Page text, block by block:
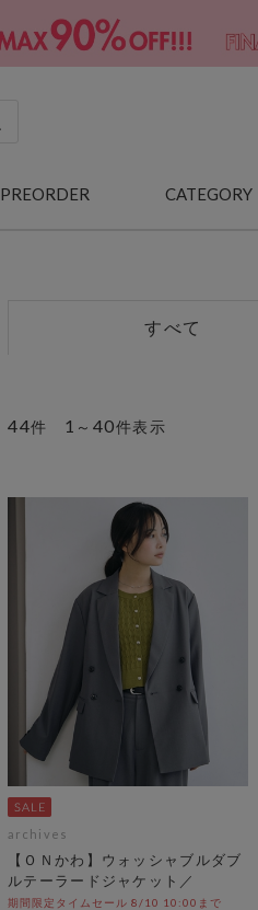
PREORDER CATEGORY
すべて
44件 1 ～ 40件表示
archives
【ＯＮかわ】ウォッシャブルダブ
ルテーラードジャケット／
期間限定タイムセール 8/10 10:00まで